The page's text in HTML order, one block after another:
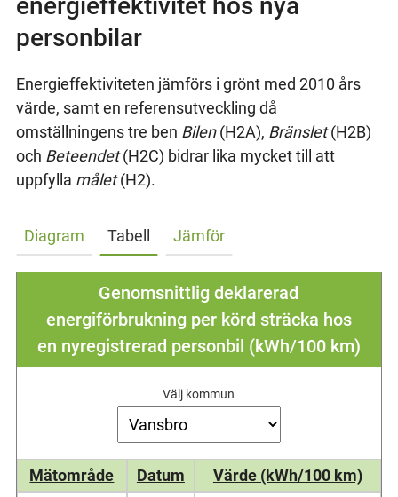
personbilar
Energieffektiviteten jämförs i grönt med 2010 års
värde, samt en referensutveckling då
omställningens tre ben Bilen(H2A), Bränslet(H2B)
och Beteendet(H2C) bidrar lika mycket till att
uppfylla målet(H2).
Diagram Tabell Jämför
Genomsnittlig deklarerad
energiförbrukning per körd sträcka hos
en nyregistrerad personbil (kWh/100 km)
Välj kommun
Mätområde Datum
Värde (kWh/100 km)